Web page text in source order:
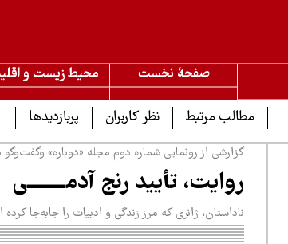
صفحۀ نخست محیط زیست و
مطالب مرتبط
نظر کاربران پربازدیدها
گزارشی از رونمایی شماره دوم مجله «دوباره» وگفت‌وگو
روایت، تأیید رنج آدمــــــــی
ناداستان، ژانری که مرز زندگی و ادبیات را جابه‌جا